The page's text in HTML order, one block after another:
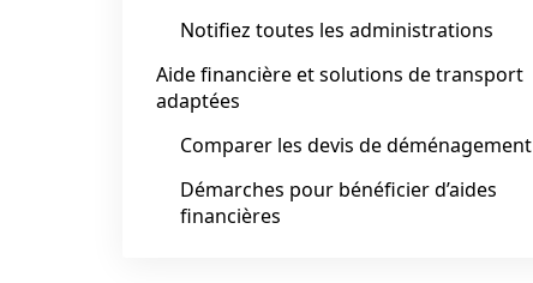
Notifiez toutes les administrations
Aide financière et solutions de transport
adaptées
Comparer les devis de déménagement
Démarches pour bénéficier d’aides
financières